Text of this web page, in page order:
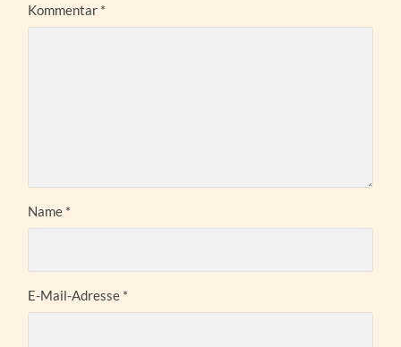
Kommentar *
Name *
E-Mail-Adresse *